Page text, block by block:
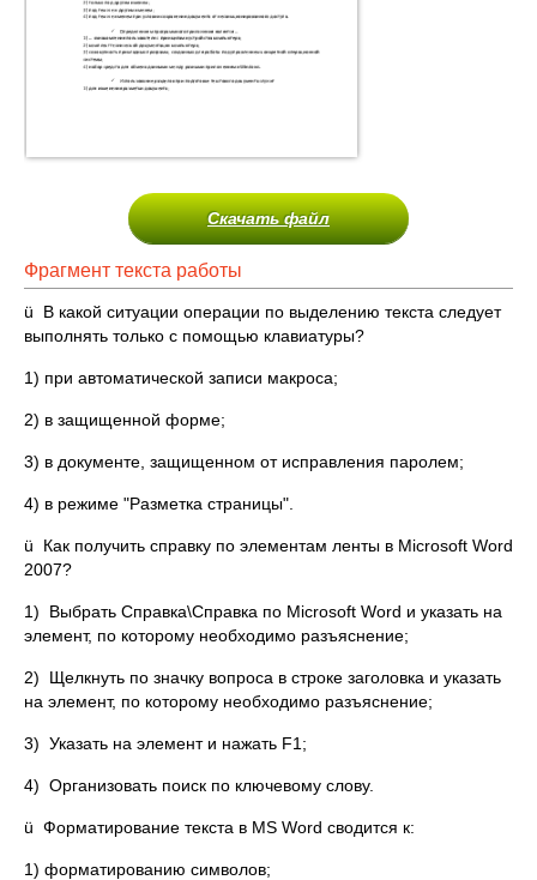
Скачать файл
Фрагмент текста работы
ü В какой ситуации операции по выделению текста следует
выполнять только с помощью клавиатуры?
1) при автоматической записи макроса;
2) в защищенной форме;
3) в документе, защищенном от исправления паролем;
4) в режиме "Разметка страницы".
ü Как получить справку по элементам ленты в Microsoft Word
2007?
1) Выбрать Справка\Справка по Microsoft Word и указать на
элемент, по которому необходимо разъяснение;
2) Щелкнуть по значку вопроса в строке заголовка и указать
на элемент, по которому необходимо разъяснение;
3) Указать на элемент и нажать F1;
4) Организовать поиск по ключевому слову.
ü Форматирование текста в MS Word сводится к:
1) форматированию символов;